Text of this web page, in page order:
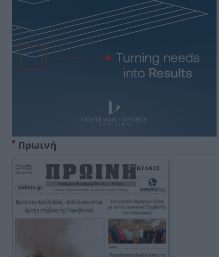
Πρωινή